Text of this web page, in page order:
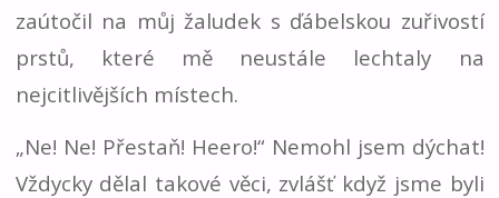
zaútočil na můj žaludek s ďábelskou zuřivostí
prstů, které mě neustále lechtaly na
nejcitlivějších místech.
„Ne! Ne! Přestaň! Heero!“ Nemohl jsem dýchat!
Vždycky dělal takové věci, zvlášť když jsme byli